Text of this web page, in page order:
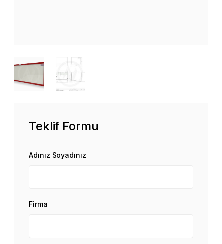
Teklif Formu
Adınız Soyadınız
Firma